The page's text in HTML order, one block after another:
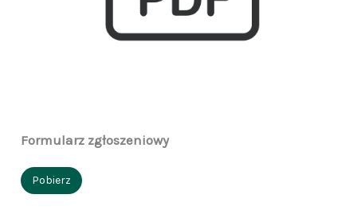
Formularz zgłoszeniowy
Pobierz